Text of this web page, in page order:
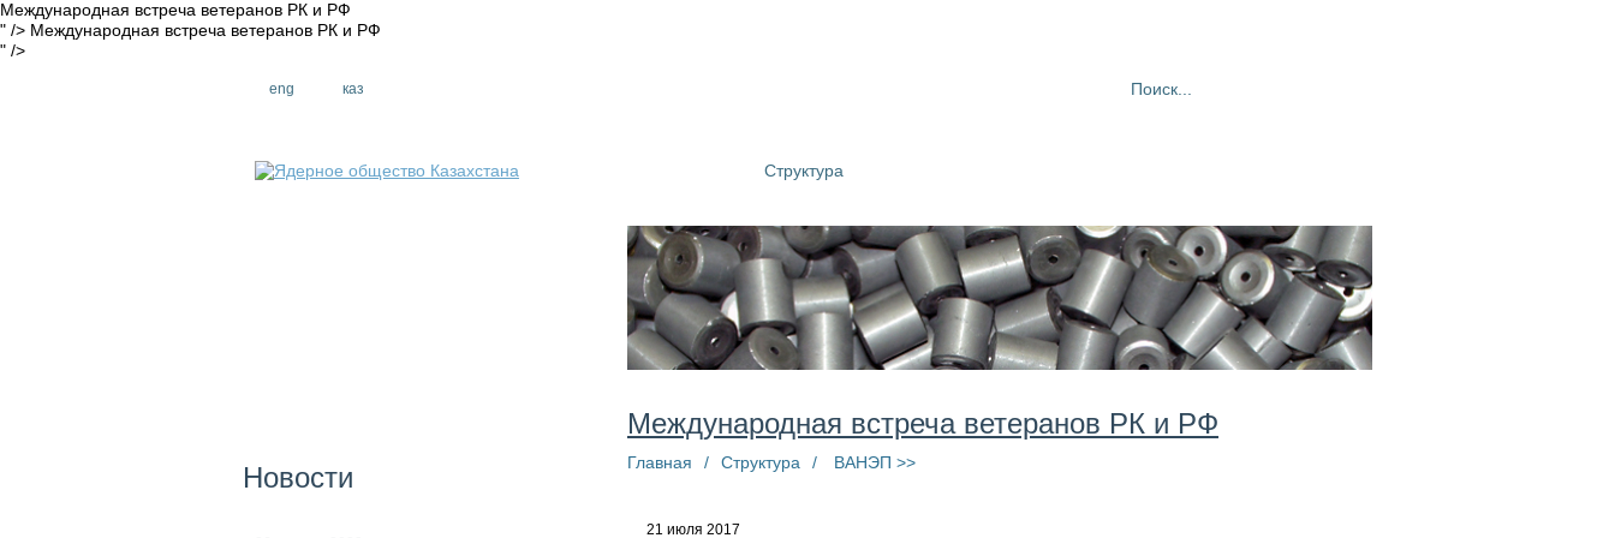
Международная встреча ветеранов РК и РФ
" /> Международная встреча ветеранов РК и РФ
" />
eng каз
Новости
Структура
Международная встреча ветеранов РК и РФ
Главная / Структура / ВАНЭП >>
21 июля 2017